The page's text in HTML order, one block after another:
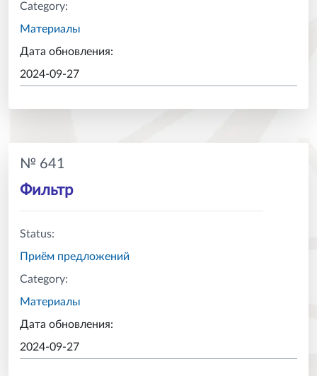
Category:
Материалы
Дата обновления:
2024-09-27
№ 641
Фильтр
Status:
Приём предложений
Category:
Материалы
Дата обновления:
2024-09-27